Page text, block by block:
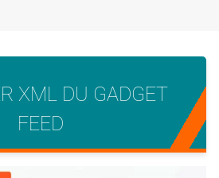
XML DU GADGET
FEED